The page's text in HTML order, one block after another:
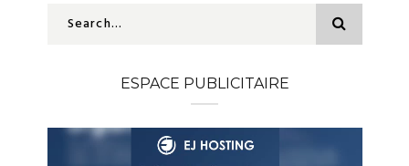
ESPACE PUBLICITAIRE
Lecteur